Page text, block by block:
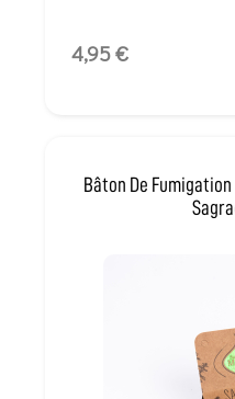
4,95 €
Bâton De